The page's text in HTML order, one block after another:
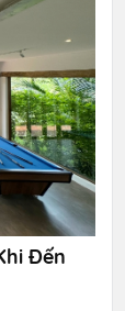
Đến